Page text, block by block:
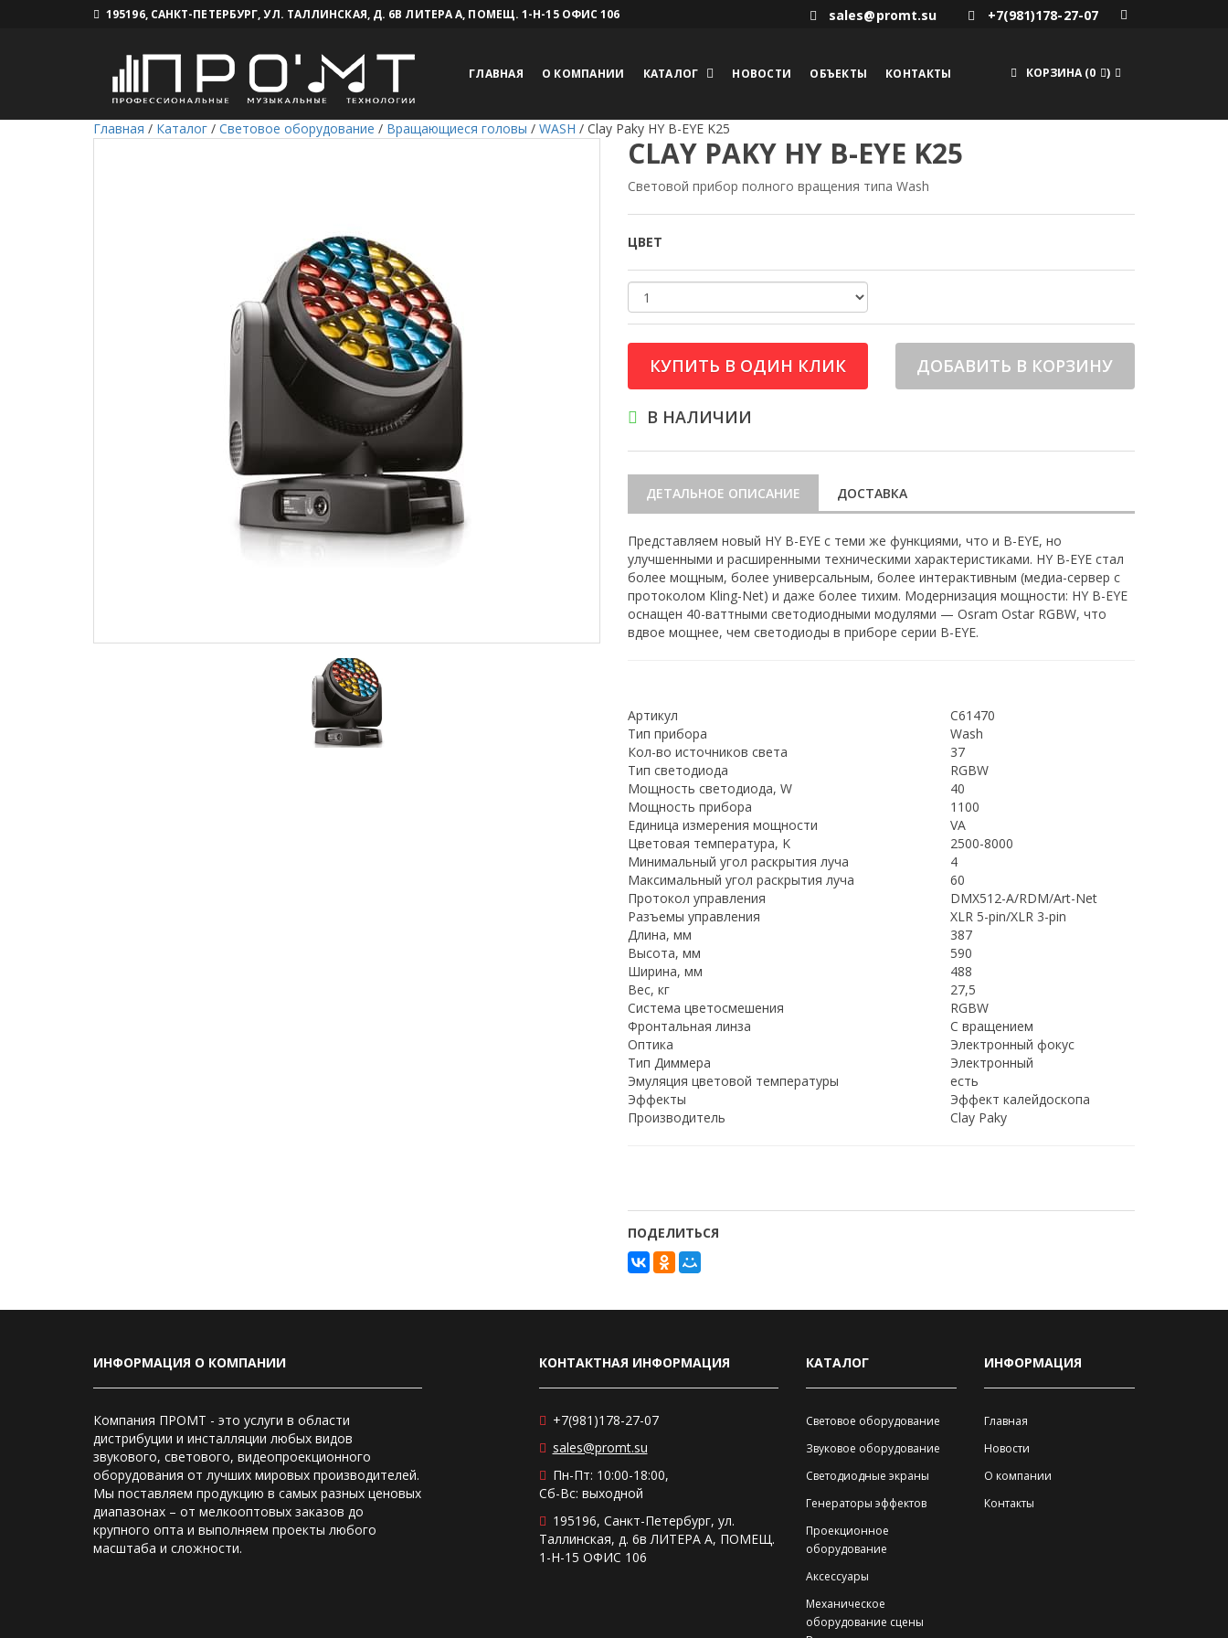
195196, САНКТ-ПЕТЕРБУРГ, УЛ. ТАЛЛИНСКАЯ, Д. 6В ЛИТЕРА А, ПОМЕЩ. 1-Н-15 ОФИС 106 sales@promt.su +7(981)178-27-07
ГЛАВНАЯ О КОМПАНИИ КАТАЛОГ НОВОСТИ ОБЪЕКТЫ КОНТАКТЫ КОРЗИНА (0 )
Главная / Каталог / Световое оборудование / Вращающиеся головы / WASH / Clay Paky HY B-EYE K25
CLAY PAKY HY B-EYE K25
Световой прибор полного вращения типа Wash
ЦВЕТ
КУПИТЬ В ОДИН КЛИК ДОБАВИТЬ В КОРЗИНУ
В НАЛИЧИИ
ДЕТАЛЬНОЕ ОПИСАНИЕ ДОСТАВКА
Представляем новый HY B-EYE с теми же функциями, что и B-EYE, но
улучшенными и расширенными техническими характеристиками. HY B-EYE стал
более мощным, более универсальным, более интерактивным (медиа-сервер с
протоколом Kling-Net) и даже более тихим. Модернизация мощности: HY B-EYE
оснащен 40-ваттными светодиодными модулями — Osram Ostar RGBW, что
вдвое мощнее, чем светодиоды в приборе серии B-EYE.
Артикул
C61470
Тип прибора
Wash
Кол-во источников света
37
Тип светодиода
RGBW
Мощность светодиода, W
40
Мощность прибора
1100
Единица измерения мощности
VA
Цветовая температура, K
2500-8000
Минимальный угол раскрытия луча
4
Максимальный угол раскрытия луча
60
Протокол управления
DMX512-A/RDM/Art-Net
Разъемы управления
XLR 5-pin/XLR 3-pin
Длина, мм
387
Высота, мм
590
Ширина, мм
488
Вес, кг
27,5
Система цветосмешения
RGBW
Фронтальная линза
C вращением
Оптика
Электронный фокус
Тип Диммера
Электронный
Эмуляция цветовой температуры
есть
Эффекты
Эффект калейдоскопа
Производитель
Clay Paky
ПОДЕЛИТЬСЯ
ИНФОРМАЦИЯ О КОМПАНИИ
Компания ПРОМТ - это услуги в области
дистрибуции и инсталляции любых видов
звукового, светового, видеопроекционного
оборудования от лучших мировых производителей.
Мы поставляем продукцию в самых разных ценовых
диапазонах – от мелкооптовых заказов до
крупного опта и выполняем проекты любого
масштаба и сложности.
КОНТАКТНАЯ ИНФОРМАЦИЯ
+7(981)178-27-07
sales@promt.su
Пн-Пт: 10:00-18:00,
Сб-Вс: выходной
195196, Санкт-Петербург, ул.
Таллинская, д. 6в ЛИТЕРА А, ПОМЕЩ.
1-Н-15 ОФИС 106
КАТАЛОГ
Световое оборудование
Звуковое оборудование
Светодиодные экраны
Генераторы эффектов
Проекционное
оборудование
Аксессуары
Механическое
оборудование сцены
ИНФОРМАЦИЯ
Главная
Новости
О компании
Контакты